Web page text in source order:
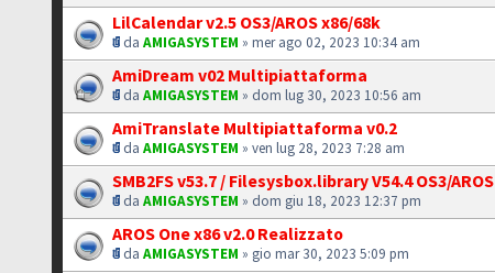
LilCalendar v2.5 OS3/AROS x86/68k
daAMIGASYSTEM » mer ago 02, 2023 10:34 am
AmiDream v02 Multipiattaforma
daAMIGASYSTEM » dom lug 30, 2023 10:56 am
AmiTranslate Multipiattaforma v0.2
daAMIGASYSTEM » ven lug 28, 2023 7:28 am
SMB2FS v53.7 / Filesysbox.library V54.4 OS3/AROS
daAMIGASYSTEM » dom giu 18, 2023 12:37 pm
AROS One x86 v2.0 Realizzato
daAMIGASYSTEM » gio mar 30, 2023 5:09 pm